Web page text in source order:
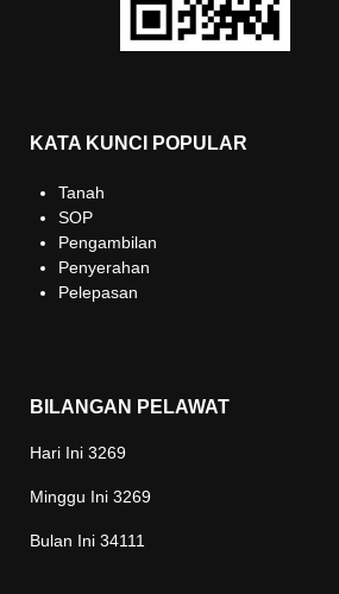
KATA KUNCI POPULAR
Tanah
SOP
Pengambilan
Penyerahan
Pelepasan
BILANGAN PELAWAT
Hari Ini 3269
Minggu Ini 3269
Bulan Ini 34111